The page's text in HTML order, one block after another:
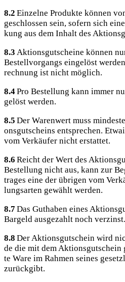
8.2 Ein­zel­ne Pro­duk­te kön­nen
ge­schlos­sen sein, sofern sich
kung aus dem Inhalt des
8.3 Akti­ons­gut­schei­ne kön­nen
Bestell­vor­gangs ein­ge­löst
rech­nung ist nicht möglich.
8.4Pro Bestel­lung kann immer
ge­löst werden.
8.5 Der Waren­wert muss
ons­gut­scheins ent­spre­chen.
vom Ver­käu­fer nicht erstattet.
8.6 Reicht der Wert des
Bestel­lung nicht aus, kann zur
tra­ges eine der übri­gen vom
lungs­ar­ten gewählt werden.
8.7 Das Gut­ha­ben eines
Bar­geld aus­ge­zahlt noch verzinst.
8.8 Der Akti­ons­gut­schein wird
de die mit dem
te Ware im Rah­men sei­nes
zurückgibt.